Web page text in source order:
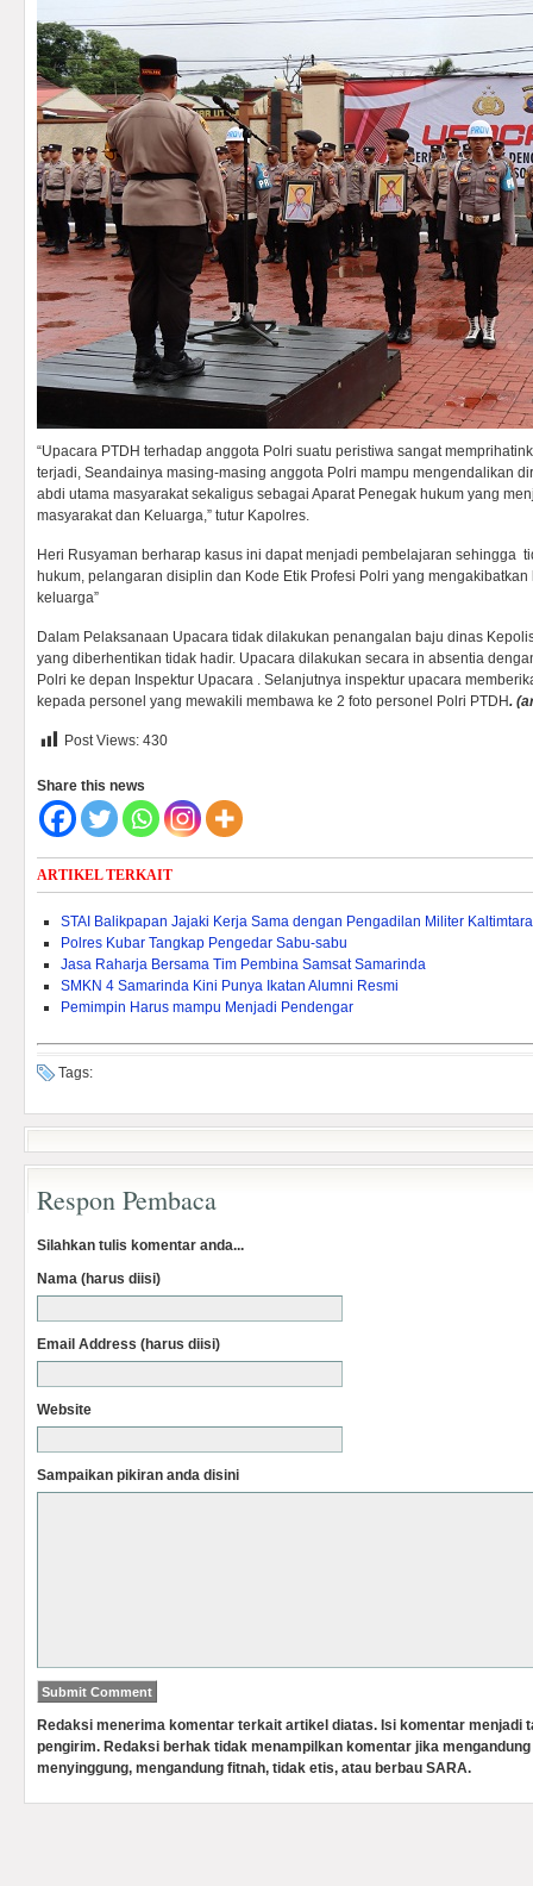
“Upacara PTDH terhadap anggota Polri suatu peristiwa sangat
terjadi, Seandainya masing-masing anggota Polri mampu mengendalikan
abdi utama masyarakat sekaligus sebagai Aparat Penegak hukum yang
masyarakat dan Keluarga,” tutur Kapolres.
Heri Rusyaman berharap kasus ini dapat menjadi pembelajaran sehingga
hukum, pelangaran disiplin dan Kode Etik Profesi Polri yang
keluarga”
Dalam Pelaksanaan Upacara tidak dilakukan penangalan baju dinas
yang diberhentikan tidak hadir. Upacara dilakukan secara in absentia
Polri ke depan Inspektur Upacara . Selanjutnya inspektur upacara
kepada personel yang mewakili membawa ke 2 foto personel Polri PTDH.
Post Views: 430
Share this news
ARTIKEL TERKAIT
STAI Balikpapan Jajaki Kerja Sama dengan Pengadilan Militer Kaltimtara
Polres Kubar Tangkap Pengedar Sabu-sabu
Jasa Raharja Bersama Tim Pembina Samsat Samarinda
SMKN 4 Samarinda Kini Punya Ikatan Alumni Resmi
Pemimpin Harus mampu Menjadi Pendengar
Tags:
Respon Pembaca
Silahkan tulis komentar anda...
Nama (harus diisi)
Email Address (harus diisi)
Website
Sampaikan pikiran anda disini
Redaksi menerima komentar terkait artikel diatas. Isi komentar menjadi
pengirim. Redaksi berhak tidak menampilkan komentar jika
menyinggung, mengandung fitnah, tidak etis, atau berbau SARA.